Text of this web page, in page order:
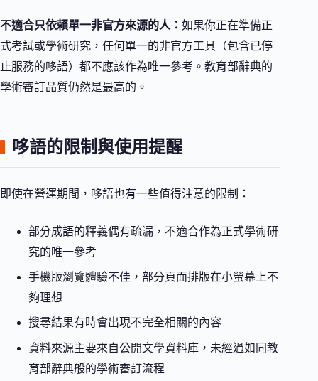
不適合只依賴單一非官方來源的人： 如果你正在準備正
式考試或學術研究，任何單一的非官方工具（包含已停
止服務的哆語）都不應該作為唯一參考。教育部辭典的
學術審訂品質仍然是最高的。
哆語的限制與使用提醒
即使在營運期間，哆語也有一些值得注意的限制：
部分成語的釋義偶有疏漏，不適合作為正式學術研
究的唯一參考
手機版瀏覽體驗不佳，部分頁面排版在小螢幕上不
夠理想
搜尋結果有時會出現不完全相關的內容
資料來源主要來自公開文學資料庫，未經過如同教
育部辭典般的學術審訂流程